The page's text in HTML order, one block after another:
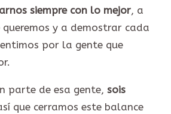
siempre con lo mejor, a
y a demostrar cada
por la gente que
parte de esa gente, sois
que cerramos este balance